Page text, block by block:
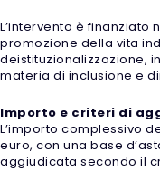
L’intervento è
promozione della vita
deistituzionalizzazione,
materia di inclusione e
Importo e criteri di
L’importo complessivo
euro, con una base
aggiudicata secondo il